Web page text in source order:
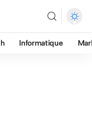
Informatique